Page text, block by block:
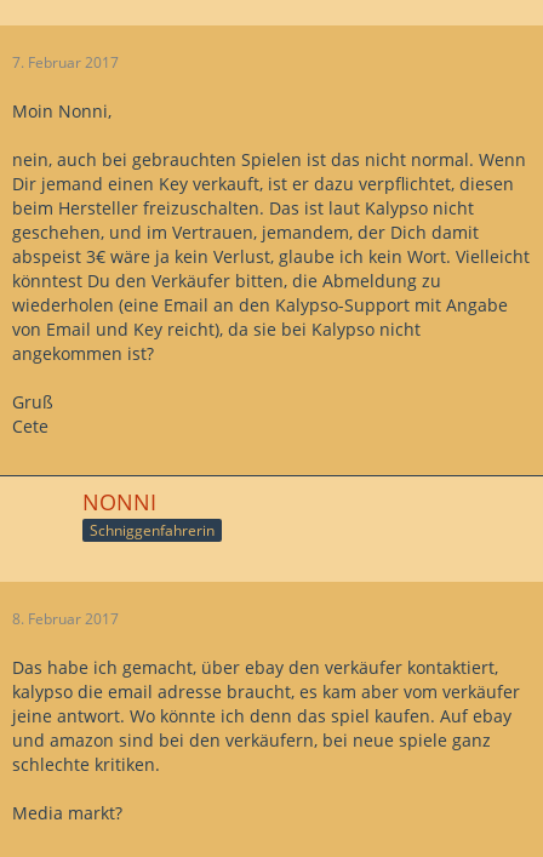
7. Februar 2017
Moin Nonni,
nein, auch bei gebrauchten Spielen ist das nicht normal. Wenn
Dir jemand einen Key verkauft, ist er dazu verpflichtet, diesen
beim Hersteller freizuschalten. Das ist laut Kalypso nicht
geschehen, und im Vertrauen, jemandem, der Dich damit
abspeist 3€ wäre ja kein Verlust, glaube ich kein Wort. Vielleicht
könntest Du den Verkäufer bitten, die Abmeldung zu
wiederholen (eine Email an den Kalypso-Support mit Angabe
von Email und Key reicht), da sie bei Kalypso nicht
angekommen ist?
Gruß
Cete
NONNI
Schniggenfahrerin
8. Februar 2017
Das habe ich gemacht, über ebay den verkäufer kontaktiert,
kalypso die email adresse braucht, es kam aber vom verkäufer
jeine antwort. Wo könnte ich denn das spiel kaufen. Auf ebay
und amazon sind bei den verkäufern, bei neue spiele ganz
schlechte kritiken.
Media markt?